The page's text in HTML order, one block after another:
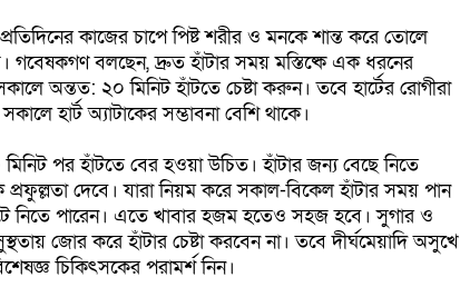
কাজের চাপে পিষ্ট শরীর ও মনকে শান্ত করে তোলে
গবেষকগণ বলছেন, দ্রুত হাঁটার সময় মস্তিষ্কে এক ধরনের
অন্তত: ২০ মিনিট হাঁটতে চেষ্টা করুন। তবে হার্টের রোগীরা
হার্ট অ্যাটাকের সম্ভাবনা বেশি থাকে।
পর হাঁটতে বের হওয়া উচিত। হাঁটার জন্য বেছে নিতে
দেবে। যারা নিয়ম করে সকাল-বিকেল হাঁটার সময় পান
নিতে পারেন। এতে খাবার হজম হতেও সহজ হবে। সুগার ও
জোর করে হাঁটার চেষ্টা করবেন না। তবে দীর্ঘমেয়াদি অসুখে
চিকিৎসকের পরামর্শ নিন।